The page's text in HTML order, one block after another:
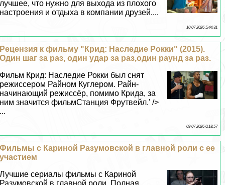
лучшее, что нужно для выхода из плохого
настроения и отдыха в компании друзей....
10 07 2026 5:44:31
Рецензия к фильму "Крид: Наследие Рокки" (2015).
Один шаг за раз, один удар за раз,один раунд за раз.
Фильм Крид: Наследие Рокки был снят
режиссером Райном Куглером. Райн-
начинающий режиссёр, помимо Крида, за
ним значится фильмСтанция Фрутвейл.' />
...
09 07 2026 0:18:57
Фильмы с Кариной Разумовской в главной роли с ее
участием
Лучшие сериалы фильмы с Кариной
Разумовской в главной роли. Полная